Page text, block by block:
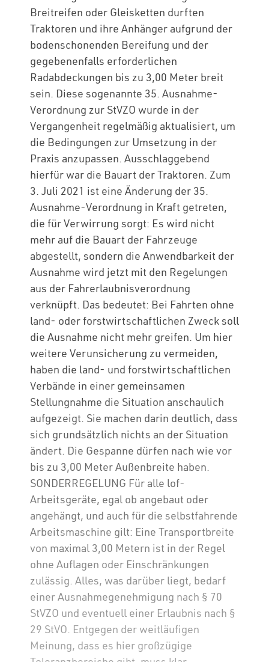
Breitreifen oder Gleisketten durften
Traktoren und ihre Anhänger aufgrund der
bodenschonenden Bereifung und der
gegebenenfalls erforderlichen
Radabdeckungen bis zu 3,00 Meter breit
sein. Diese sogenannte 35. Ausnahme-
Verordnung zur StVZO wurde in der
Vergangenheit regelmäßig aktualisiert, um
die Bedingungen zur Umsetzung in der
Praxis anzupassen. Ausschlaggebend
hierfür war die Bauart der Traktoren. Zum
3. Juli 2021 ist eine Änderung der 35.
Ausnahme-Verordnung in Kraft getreten,
die für Verwirrung sorgt: Es wird nicht
mehr auf die Bauart der Fahrzeuge
abgestellt, sondern die Anwendbarkeit der
Ausnahme wird jetzt mit den Regelungen
aus der Fahrerlaubnisverordnung
verknüpft. Das bedeutet: Bei Fahrten ohne
land- oder forstwirtschaftlichen Zweck soll
die Ausnahme nicht mehr greifen. Um hier
weitere Verunsicherung zu vermeiden,
haben die land- und forstwirtschaftlichen
Verbände in einer gemeinsamen
Stellungnahme die Situation anschaulich
aufgezeigt. Sie machen darin deutlich, dass
sich grundsätzlich nichts an der Situation
ändert. Die Gespanne dürfen nach wie vor
bis zu 3,00 Meter Außenbreite haben.
SONDERREGELUNG Für alle lof-
Arbeitsgeräte, egal ob angebaut oder
angehängt, und auch für die selbstfahrende
Arbeitsmaschine gilt: Eine Transportbreite
von maximal 3,00 Metern ist in der Regel
ohne Auflagen oder Einschränkungen
zulässig. Alles, was darüber liegt, bedarf
einer Ausnahmegenehmigung nach § 70
StVZO und eventuell einer Erlaubnis nach §
29 StVO. Entgegen der weitläufigen
Meinung, dass es hier großzügige